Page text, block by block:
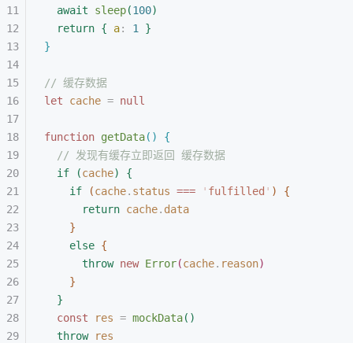
await sleep(100)
return { a: 1
}
}
// 缓存数据
let cache = null
function getData( )
{
// 发现有缓存立即返回 缓存数据
if
(cache)
{
if
(cache. status === ' fulfilled ' )
{
return cache. data
}
else {
throw new Error(cache. reason)
}
}
const
res = mockData( )
throw res